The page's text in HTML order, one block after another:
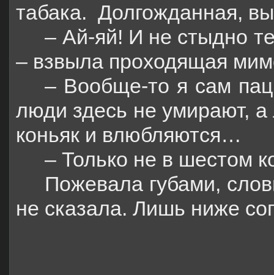
табака. Долгожданная,
– Ай-яй! И не стыдно
– взвыла проходящая
– Вообще-то я сам
люди здесь не умирают,
коньяк и влюбляются…
– Только не в шестом
Пожевала губами,
не сказала. Лишь ниже